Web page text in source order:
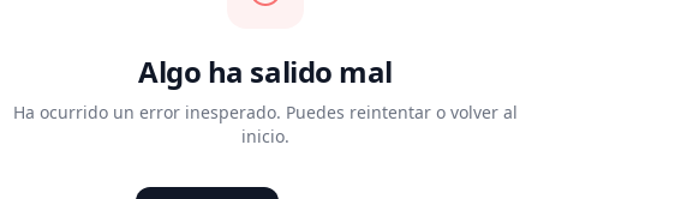
Algo ha salido mal
Ha ocurrido un error inesperado. Puedes reintentar o volver al
inicio.